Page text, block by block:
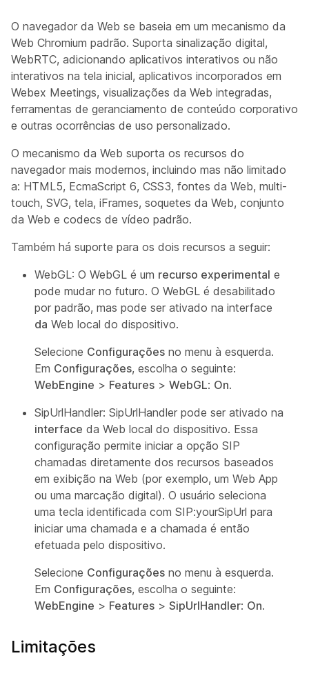
O navegador da Web se baseia em um mecanismo da
Web Chromium padrão. Suporta sinalização digital,
WebRTC, adicionando aplicativos interativos ou não
interativos na tela inicial, aplicativos incorporados em
Webex Meetings, visualizações da Web integradas,
ferramentas de geranciamento de conteúdo corporativo
e outras ocorrências de uso personalizado.
O mecanismo da Web suporta os recursos do
navegador mais modernos, incluindo mas não limitado
a: HTML5, EcmaScript 6, CSS3, fontes da Web, multi-
touch, SVG, tela, iFrames, soquetes da Web, conjunto
da Web e codecs de vídeo padrão.
Também há suporte para os dois recursos a seguir:
WebGL: O WebGL é um recurso experimental e
pode mudar no futuro. O WebGL é desabilitado
por padrão, mas pode ser ativado na interface
da Web local do dispositivo.
Selecione Configurações no menu à esquerda.
Em Configurações, escolha o seguinte:
WebEngine > Features > WebGL: On.
SipUrlHandler: SipUrlHandler pode ser ativado na
interface da Web local do dispositivo. Essa
configuração permite iniciar a opção SIP
chamadas diretamente dos recursos baseados
em exibição na Web (por exemplo, um Web App
ou uma marcação digital). O usuário seleciona
uma tecla identificada com SIP:yourSipUrl para
iniciar uma chamada e a chamada é então
efetuada pelo dispositivo.
Selecione Configurações no menu à esquerda.
Em Configurações, escolha o seguinte:
WebEngine > Features > SipUrlHandler: On.
Limitações